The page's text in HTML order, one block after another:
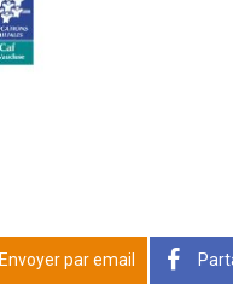
Envoyer par email